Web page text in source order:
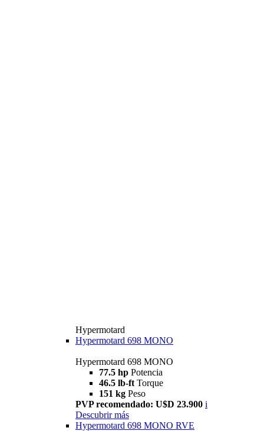
Hypermotard
Hypermotard 698 MONO
Hypermotard 698 MONO
77.5 hp Potencia
46.5 lb-ft Torque
151 kg Peso
PVP recomendado: U$D 23.900 i
Descubrir más
Hypermotard 698 MONO RVE